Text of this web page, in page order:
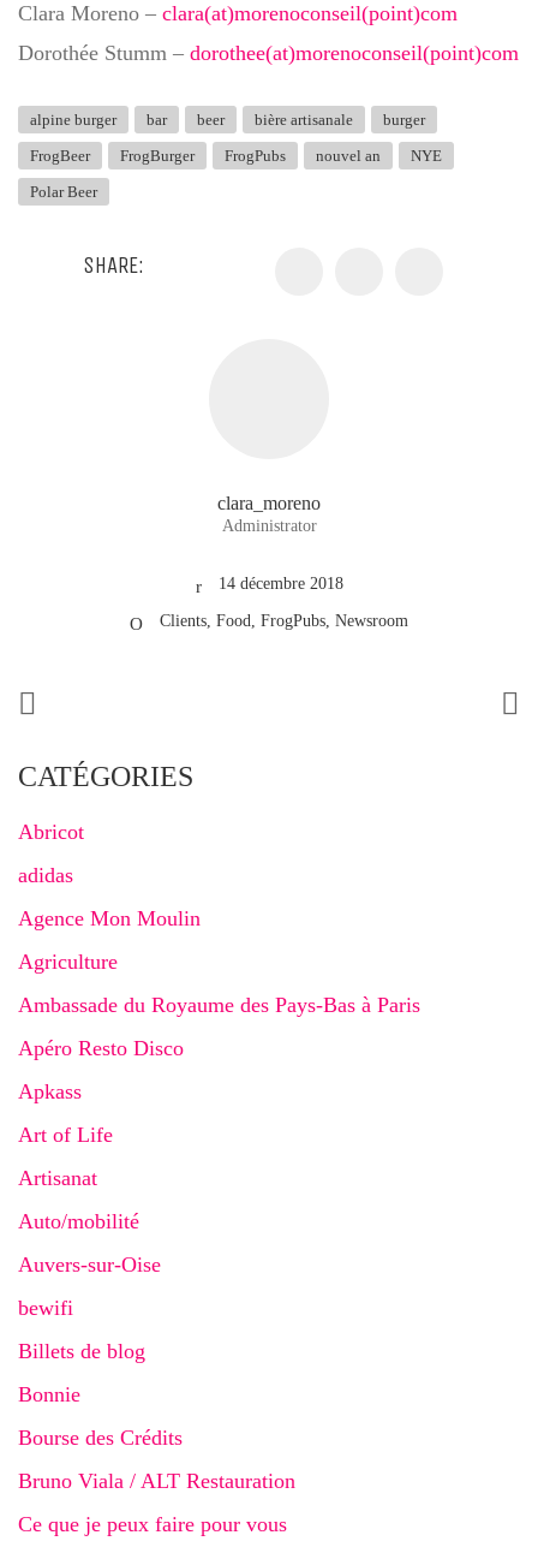
Clara Moreno – clara(at)morenoconseil(point)com
Dorothée Stumm – dorothee(at)morenoconseil(point)com
alpine burger bar beer bière artisanale
burger
FrogBeer
FrogBurger FrogPubs nouvel an
NYE
Polar Beer
SHARE:
clara_moreno
Administrator
14 décembre 2018
Clients Food FrogPubs Newsroom
CATÉGORIES
Abricot
adidas
Agence Mon Moulin
Agriculture
Ambassade du Royaume des Pays-Bas à Paris
Apéro Resto Disco
Apkass
Art of Life
Artisanat
Auto/mobilité
Auvers-sur-Oise
bewifi
Billets de blog
Bonnie
Bourse des Crédits
Bruno Viala / ALT Restauration
Ce que je peux faire pour vous